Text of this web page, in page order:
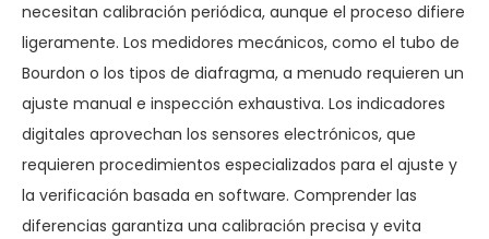
necesitan calibración periódica, aunque el proceso difiere
ligeramente. Los medidores mecánicos, como el tubo de
Bourdon o los tipos de diafragma, a menudo requieren un
ajuste manual e inspección exhaustiva. Los indicadores
digitales aprovechan los sensores electrónicos, que
requieren procedimientos especializados para el ajuste y
la verificación basada en software. Comprender las
diferencias garantiza una calibración precisa y evita